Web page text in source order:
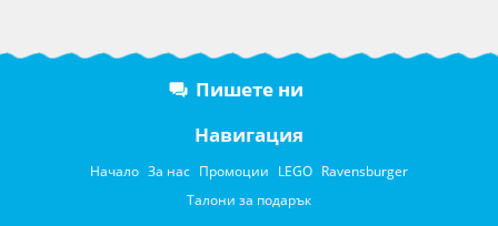
Пишете ни
Навигация
Начало За нас Промоции LEGO Ravensburger
Талони за подарък